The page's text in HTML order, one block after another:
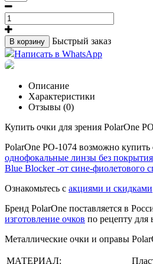
В корзину
Быстрый заказ
Написать в WhatsApp
Описание
Характеристики
Отзывы (0)
Купить очки для зрения PolarOne
PolarOne PO-1074 возможно
однофокальные линзы без покрытия
Blue Blocker -от сине-фиолетового
Ознакомьтесь с акциями и скидками
Бренд PolarOne поставляется в
изготовление очков по рецепту для
Металлические очки и оправы
МАТЕРИАЛ: